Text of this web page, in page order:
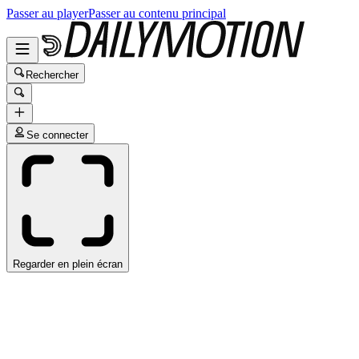
Passer au playerPasser au contenu principal
Rechercher
Se connecter
Regarder en plein écran